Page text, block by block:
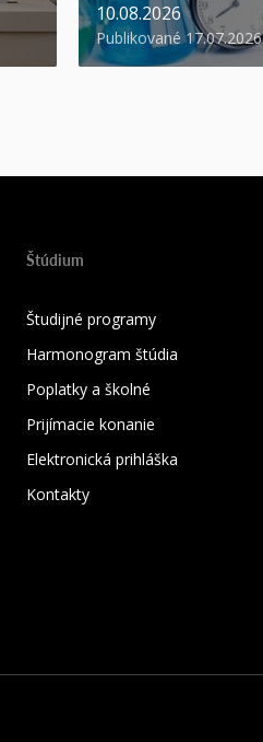
10.08.2026
Publikované 17.07.2026
Štúdium
Študijné programy
Harmonogram štúdia
Poplatky a školné
Prijímacie konanie
Elektronická prihláška
Kontakty